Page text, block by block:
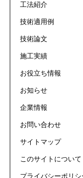
工法紹介
技術適用例
技術論文
施工実績
お役立ち情報
お知らせ
企業情報
お問い合わせ
サイトマップ
このサイトについて
プライバシーポリシ